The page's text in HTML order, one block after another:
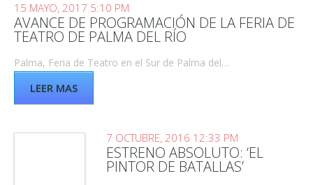
15 MAYO, 2017 5:10 PM
AVANCE DE PROGRAMACIÓN DE LA FERIA DE
TEATRO DE PALMA DEL RÍO
Palma, Feria de Teatro en el Sur de Palma del…
LEER MAS
7 OCTUBRE, 2016 12:33 PM
ESTRENO ABSOLUTO: ‘EL
PINTOR DE BATALLAS’